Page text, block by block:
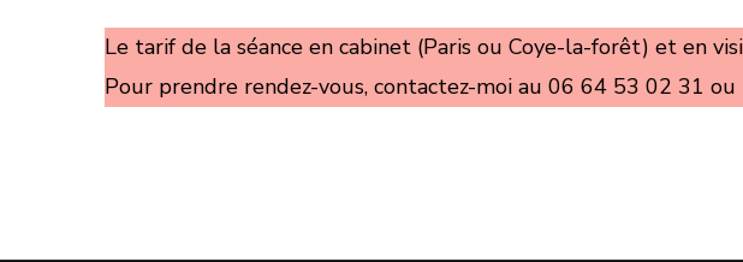
Le tarif de la séance en cabinet (Paris ou Coye-la-forêt) et en
Pour prendre rendez-vous, contactez-moi au 06 64 53 02 31